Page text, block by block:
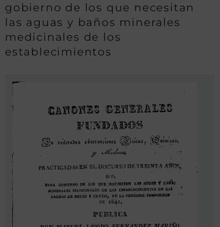
gobierno de los que necesitan
las aguas y baños minerales
medicinales de los
establecimientos